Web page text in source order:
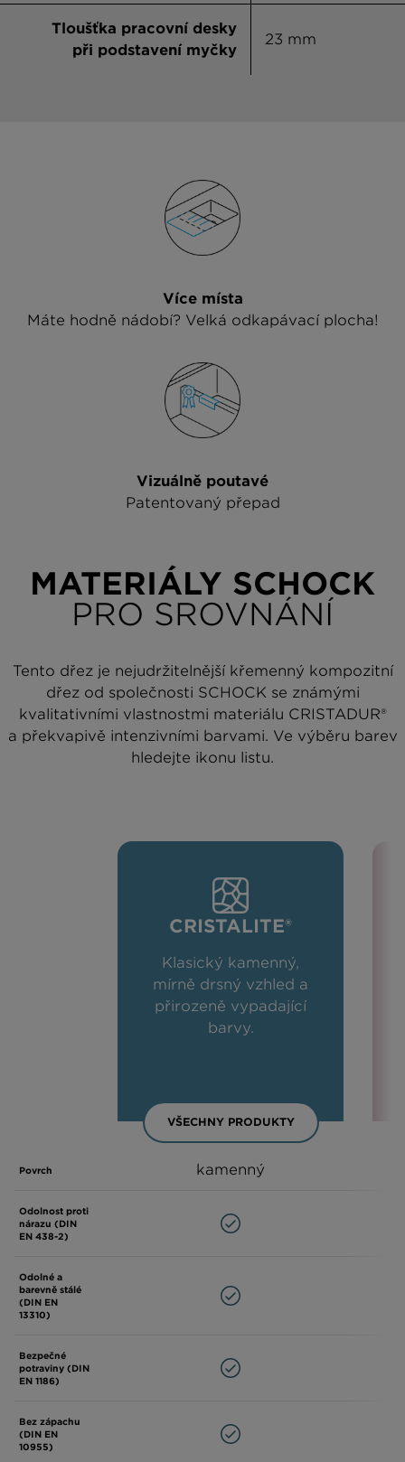
Tloušťka pracovní desky
při podstavení myčky
23 mm
Více místa
Máte hodně nádobí? Velká odkapávací plocha!
Vizuálně poutavé
Patentovaný přepad
MATERIÁLY SCHOCK
PRO SROVNÁNÍ
Tento dřez je nejudržitelnější křemenný kompozitní
dřez od společnosti SCHOCK se známými
kvalitativními vlastnostmi materiálu CRISTADUR®
a překvapivě intenzivními barvami. Ve výběru barev
hledejte ikonu listu.
CRISTALITE®
Klasický kamenný,
mírně drsný vzhled a
přirozeně vypadající
barvy.
VŠECHNY PRODUKTY
Povrch kamenný
Odolnost proti
nárazu (DIN
EN 438-2)
Odolné a
barevně stálé
(DIN EN
13310)
Bezpečné
potraviny (DIN
EN 1186)
Bez zápachu
(DIN EN
10955)